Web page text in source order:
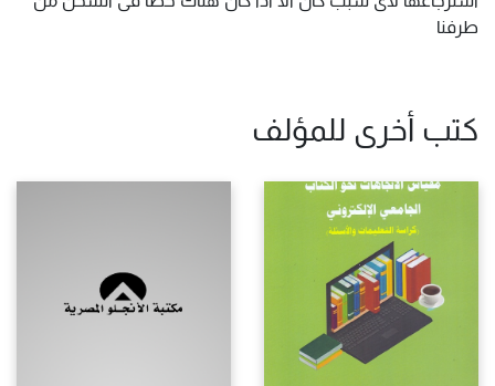
طرفنا
كتب أخرى للمؤلف